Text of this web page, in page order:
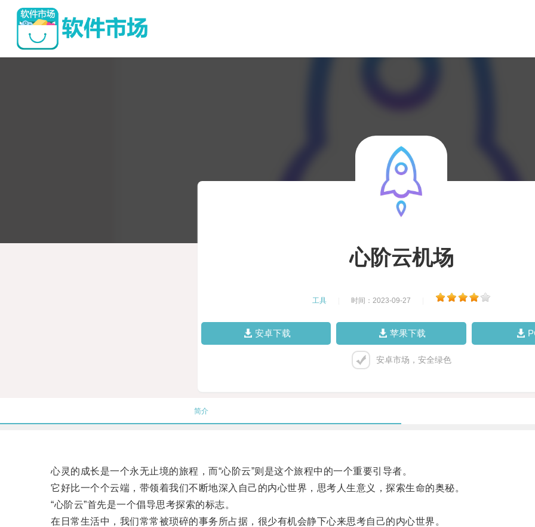
心阶云机场
工具 时间：2023-09-27
安卓下载 苹果下载
安卓市场，安全绿色
简介
心灵的成长是一个永无止境的旅程，而“心阶云”则是这个旅程中的一个重要引导者。
它好比一个个云端，带领着我们不断地深入自己的内心世界，思考人生意义，探索生命的奥秘。
“心阶云”首先是一个倡导思考探索的标志。
在日常生活中，我们常常被琐碎的事务所占据，很少有机会静下心来思考自己的内心世界。